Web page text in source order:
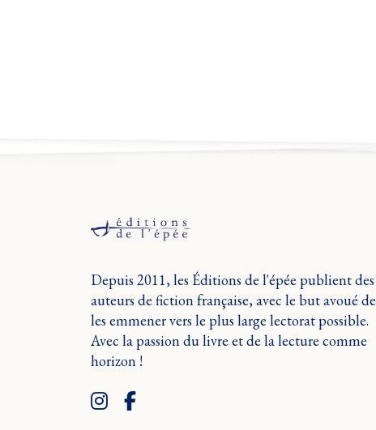
Depuis 2011, les Éditions de l'épée publient des
auteurs de fiction française, avec le but avoué de
les emmener vers le plus large lectorat possible.
Avec la passion du livre et de la lecture comme
horizon !